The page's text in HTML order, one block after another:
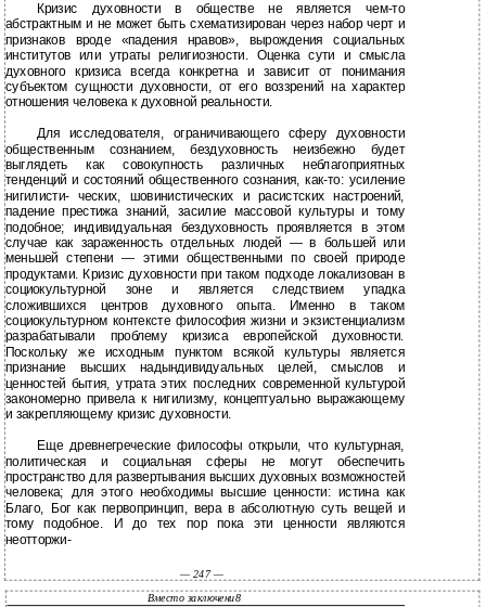
Кризис духовности в обществе не является чем-то
абстрактным и не может быть схематизирован через набор черт и
признаков вроде «падения нравов», вырождения социальных
институтов или утраты религиозности. Оценка сути и смысла
духовного кризиса всегда конкретна и зависит от понимания
субъектом сущности духовности, от его воззрений на характер
отношения человека к духовной реальности.
Для исследователя, ограничивающего сферу духовности
общественным сознанием, бездуховность неизбежно будет
выглядеть как совокупность различных неблагоприятных
тенденций и состояний общественного сознания, как-то: усиление
нигилисти- ческих, шовинистических и расистских настроений,
падение престижа знаний, засилие массовой культуры и тому
подобное; индивидуальная бездуховность проявляется в этом
случае как зараженность отдельных людей — в большей или
меньшей степени — этими общественными по своей природе
продуктами. Кризис духовности при таком подходе локализован в
социокультурной зоне и является следствием упадка
сложившихся центров духовного опыта. Именно в таком
социокультурном контексте философия жизни и экзистенциализм
разрабатывали проблему кризиса европейской духовности.
Поскольку же исходным пунктом всякой культуры является
признание высших надындивидуальных целей, смыслов и
ценностей бытия, утрата этих последних современной культурой
закономерно привела к нигилизму, концептуально выражающему
и закрепляющему кризис духовности.
Еще древнегреческие философы открыли, что культурная,
политическая и социальная сферы не могут обеспечить
пространство для развертывания высших духовных возможностей
человека; для этого необходимы высшие ценности: истина как
Благо, Бог как первопринцип, вера в абсолютную суть вещей и
тому подобное. И до тех пор пока эти ценности являются
неотторжи-
— 247 —
Вместо заключени8